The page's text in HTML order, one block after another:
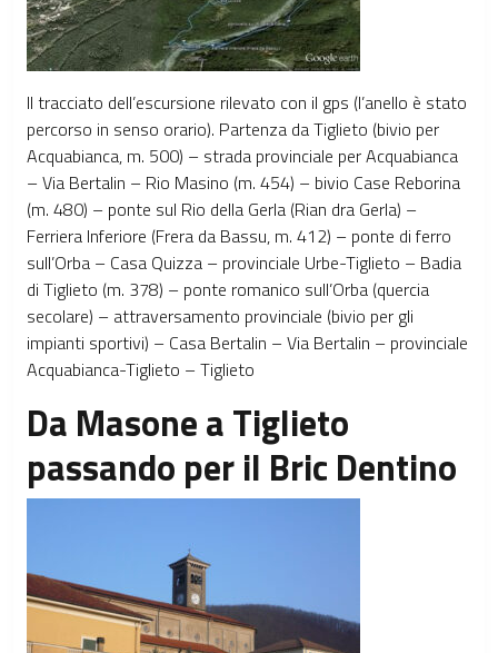
Il tracciato dell’escursione rilevato con il gps (l’anello è stato
percorso in senso orario). Partenza da Tiglieto (bivio per
Acquabianca, m. 500) – strada provinciale per Acquabianca
– Via Bertalin – Rio Masino (m. 454) – bivio Case Reborina
(m. 480) – ponte sul Rio della Gerla (Rian dra Gerla) –
Ferriera Inferiore (Frera da Bassu, m. 412) – ponte di ferro
sull’Orba – Casa Quizza – provinciale Urbe-Tiglieto – Badia
di Tiglieto (m. 378) – ponte romanico sull’Orba (quercia
secolare) – attraversamento provinciale (bivio per gli
impianti sportivi) – Casa Bertalin – Via Bertalin – provinciale
Acquabianca-Tiglieto – Tiglieto
Da Masone a Tiglieto
passando per il Bric Dentino